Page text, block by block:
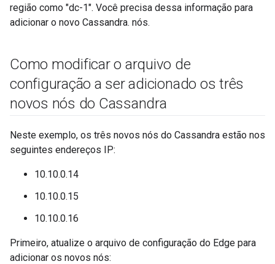
região como "dc-1". Você precisa dessa informação para
adicionar o novo Cassandra. nós.
Como modificar o arquivo de
configuração a ser adicionado os três
novos nós do Cassandra
Neste exemplo, os três novos nós do Cassandra estão nos
seguintes endereços IP:
10.10.0.14
10.10.0.15
10.10.0.16
Primeiro, atualize o arquivo de configuração do Edge para
adicionar os novos nós: